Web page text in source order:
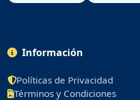
Información
Políticas de Privacidad
Términos y Condiciones